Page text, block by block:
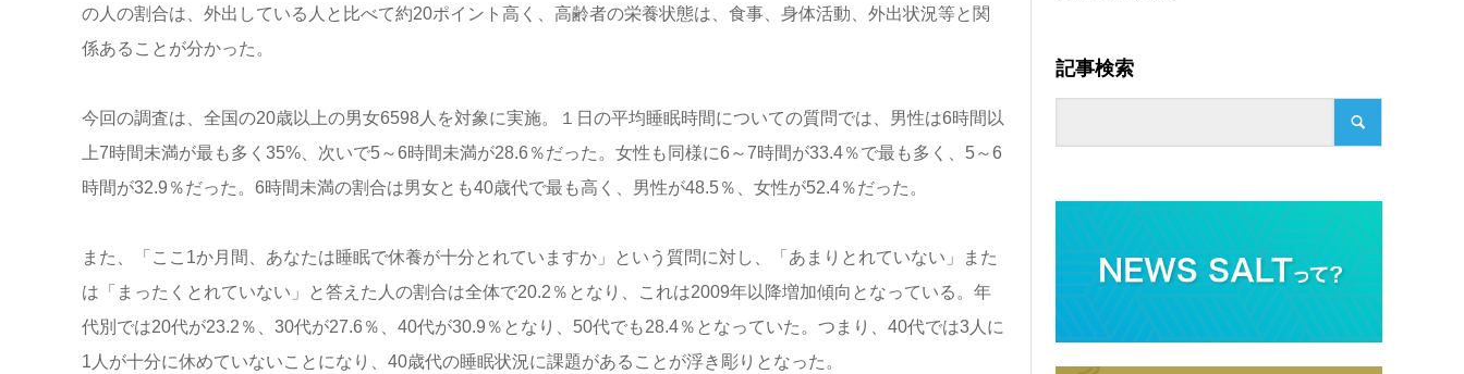
の人の割合は、外出している人と比べて約20ポイント高く、高齢者の栄養状態は、食事、身体活動、外出状況等と関
係あることが分かった。
今回の調査は、全国の20歳以上の男女6598人を対象に実施。１日の平均睡眠時間についての質問では、男性は6時間以
上7時間未満が最も多く35%、次いで5～6時間未満が28.6％だった。女性も同様に6～7時間が33.4％で最も多く、5～6
時間が32.9％だった。6時間未満の割合は男女とも40歳代で最も高く、男性が48.5％、女性が52.4％だった。
また、「ここ1か月間、あなたは睡眠で休養が十分とれていますか」という質問に対し、「あまりとれていない」また
は「まったくとれていない」と答えた人の割合は全体で20.2％となり、これは2009年以降増加傾向となっている。年
代別では20代が23.2％、30代が27.6％、40代が30.9％となり、50代でも28.4％となっていた。つまり、40代では3人に
1人が十分に休めていないことになり、40歳代の睡眠状況に課題があることが浮き彫りとなった。
記事検索